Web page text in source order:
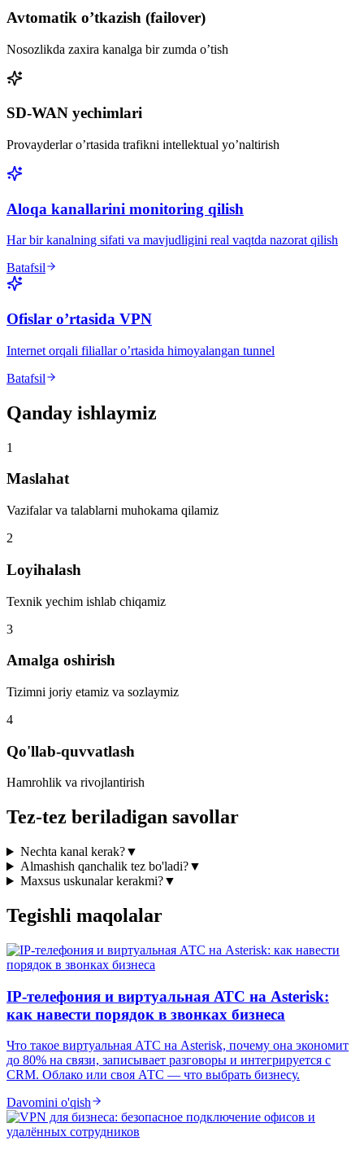
Avtomatik o’tkazish (failover)
Nosozlikda zaxira kanalga bir zumda o’tish
SD-WAN yechimlari
Provayderlar o’rtasida trafikni intellektual yo’naltirish
Aloqa kanallarini monitoring qilish
Har bir kanalning sifati va mavjudligini real vaqtda nazorat qilish
Batafsil
Ofislar o’rtasida VPN
Internet orqali filiallar o’rtasida himoyalangan tunnel
Batafsil
Qanday ishlaymiz
1
Maslahat
Vazifalar va talablarni muhokama qilamiz
2
Loyihalash
Texnik yechim ishlab chiqamiz
3
Amalga oshirish
Tizimni joriy etamiz va sozlaymiz
4
Qo'llab-quvvatlash
Hamrohlik va rivojlantirish
Tez-tez beriladigan savollar
Nechta kanal kerak?▼
Almashish qanchalik tez bo'ladi?▼
Maxsus uskunalar kerakmi?▼
Tegishli maqolalar
IP-телефония и виртуальная АТС на Asterisk:
как навести порядок в звонках бизнеса
Что такое виртуальная АТС на Asterisk, почему она экономит
до 80% на связи, записывает разговоры и интегрируется с
CRM. Облако или своя АТС — что выбрать бизнесу.
Davomini o'qish